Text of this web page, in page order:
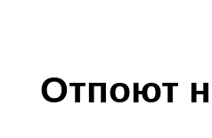
Отпоют